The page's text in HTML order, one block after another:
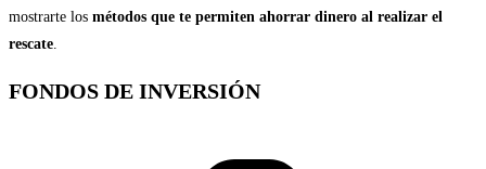
mostrarte los métodos que te permiten ahorrar dinero al realizar el
rescate.
FONDOS DE INVERSIÓN